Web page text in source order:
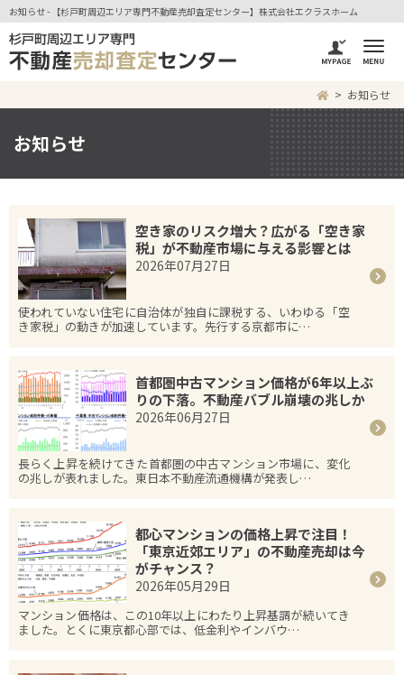
お知らせ - 【杉戸町周辺エリア専門不動産売却査定センター】株式会社エクラスホーム
お知らせ
お知らせ
空き家のリスク増大？広がる「空き家
税」が不動産市場に与える影響とは
2026年07月27日
使われていない住宅に自治体が独自に課税する、いわゆる「空
き家税」の動きが加速しています。先行する京都市に…
首都圏中古マンション価格が6年以上ぶ
りの下落。不動産バブル崩壊の兆しか
2026年06月27日
長らく上昇を続けてきた首都圏の中古マンション市場に、変化
の兆しが表れました。東日本不動産流通機構が発表し…
都心マンションの価格上昇で注目！
「東京近郊エリア」の不動産売却は今
がチャンス？
2026年05月29日
マンション価格は、この10年以上にわたり上昇基調が続いてき
ました。とくに東京都心部では、低金利やインバウ…